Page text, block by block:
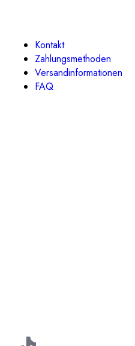
Kontakt
Zahlungsmethoden
Versandinformationen
FAQ